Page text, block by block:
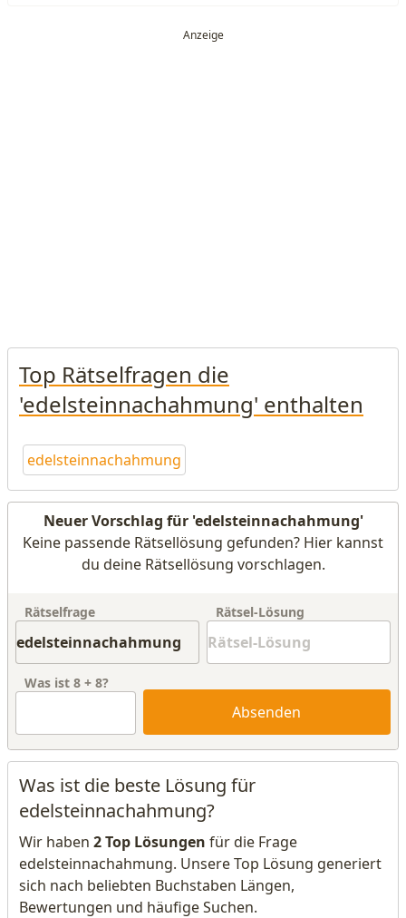
Top Rätselfragen die
'edelsteinnachahmung' enthalten
edelsteinnachahmung
Neuer Vorschlag für 'edelsteinnachahmung'
Keine passende Rätsellösung gefunden? Hier kannst
du deine Rätsellösung vorschlagen.
Rätselfrage Rätsel-Lösung
Was ist 8 + 8?
Absenden
Was ist die beste Lösung für
edelsteinnachahmung?
Wir haben 2 Top Lösungen für die Frage
edelsteinnachahmung. Unsere Top Lösung generiert
sich nach beliebten Buchstaben Längen,
Bewertungen und häufige Suchen.